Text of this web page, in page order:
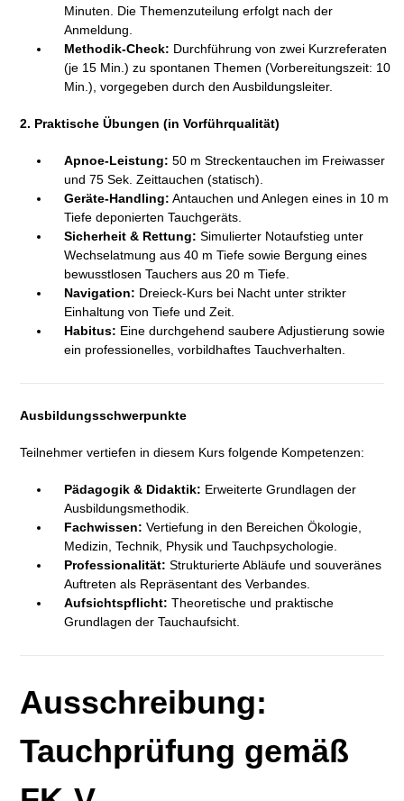
Minuten. Die Themenzuteilung erfolgt nach der
Anmeldung.
Methodik-Check: Durchführung von zwei Kurzreferaten
(je 15 Min.) zu spontanen Themen (Vorbereitungszeit: 10
Min.), vorgegeben durch den Ausbildungsleiter.
2. Praktische Übungen (in Vorführqualität)
Apnoe-Leistung: 50 m Streckentauchen im Freiwasser
und 75 Sek. Zeittauchen (statisch).
Geräte-Handling: Antauchen und Anlegen eines in 10 m
Tiefe deponierten Tauchgeräts.
Sicherheit & Rettung: Simulierter Notaufstieg unter
Wechselatmung aus 40 m Tiefe sowie Bergung eines
bewusstlosen Tauchers aus 20 m Tiefe.
Navigation: Dreieck-Kurs bei Nacht unter strikter
Einhaltung von Tiefe und Zeit.
Habitus: Eine durchgehend saubere Adjustierung sowie
ein professionelles, vorbildhaftes Tauchverhalten.
Ausbildungsschwerpunkte
Teilnehmer vertiefen in diesem Kurs folgende Kompetenzen:
Pädagogik & Didaktik: Erweiterte Grundlagen der
Ausbildungsmethodik.
Fachwissen: Vertiefung in den Bereichen Ökologie,
Medizin, Technik, Physik und Tauchpsychologie.
Professionalität: Strukturierte Abläufe und souveränes
Auftreten als Repräsentant des Verbandes.
Aufsichtspflicht: Theoretische und praktische
Grundlagen der Tauchaufsicht.
Ausschreibung:
Tauchprüfung gemäß